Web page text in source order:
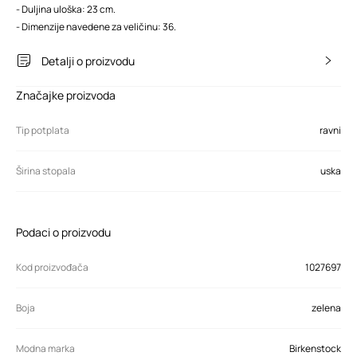
- Duljina uloška: 23 cm.
- Dimenzije navedene za veličinu: 36.
Detalji o proizvodu
Značajke proizvoda
Tip potplata ravni
Širina stopala uska
Podaci o proizvodu
Kod proizvođača 1027697
Boja zelena
Modna marka Birkenstock